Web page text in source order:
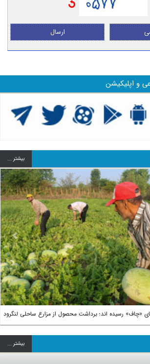
ارسال
و اپلیکیشن
بيشتر ...
«چاف» رسیده اند؛ برداشت محصول از مزارع ساحلی لنگرود
بيشتر ...